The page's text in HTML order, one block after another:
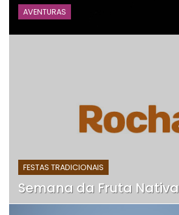
AVENTURAS
FESTAS TRADICIONAIS
Semana da Fruta Nativa